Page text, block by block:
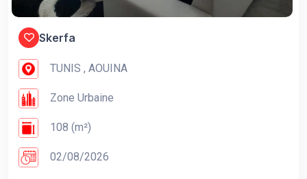
Skerfa
TUNIS , AOUINA
Zone Urbaine
108 (m²)
02/08/2026